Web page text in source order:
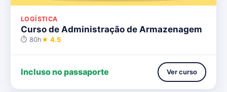
LOGÍSTICA
Curso de Administração de Armazenagem
⏱ 80h★ 4.5
Incluso no passaporte Ver curso